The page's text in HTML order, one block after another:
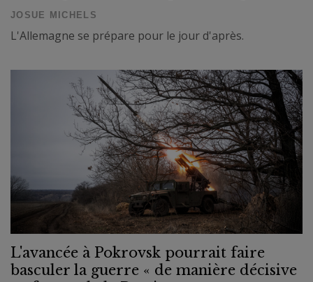
JOSUE MICHELS
L'Allemagne se prépare pour le jour d'après.
L'avancée à Pokrovsk pourrait faire
basculer la guerre « de manière décisive